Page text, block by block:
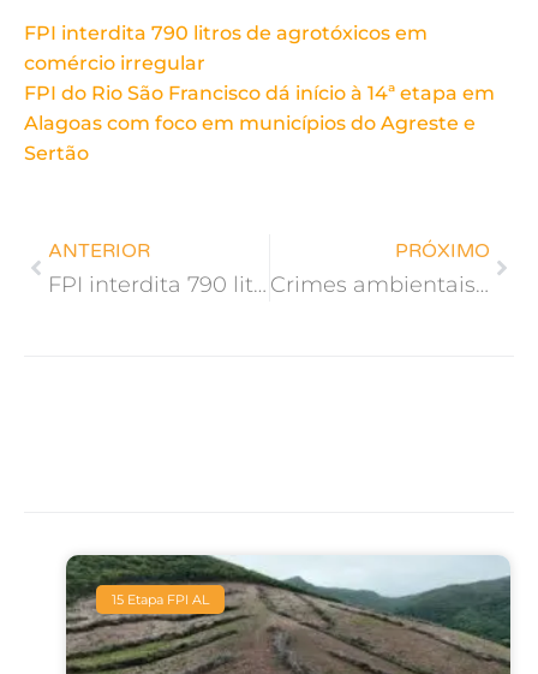
FPI interdita 790 litros de agrotóxicos em
comércio irregular
FPI do Rio São Francisco dá início à 14ª etapa em
Alagoas com foco em municípios do Agreste e
Sertão
ANTERIOR
FPI interdita 790 litros de agrotóxicos em comércio irregular
PRÓXIMO
Crimes ambientais são flagrados em Junqueiro pela FPI do Rio São Francisco
15 Etapa FPI AL